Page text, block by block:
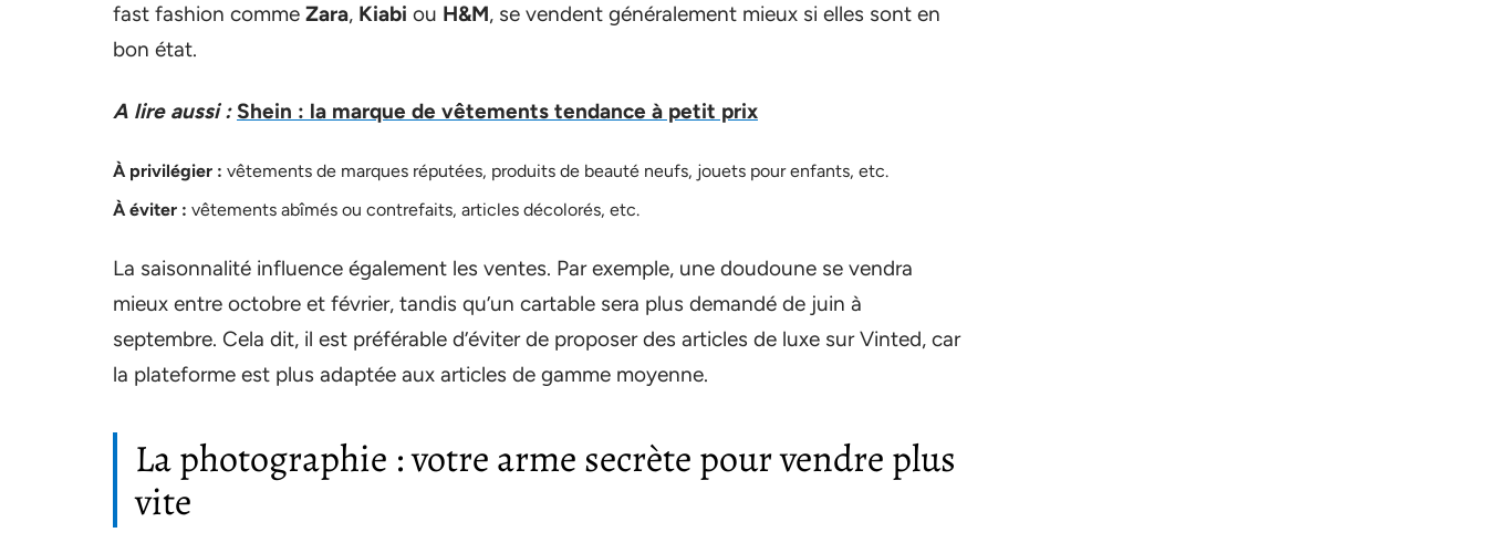
fast fashion comme Zara, Kiabi ou H&M, se vendent généralement mieux si elles sont en
bon état.
A lire aussi : Shein : la marque de vêtements tendance à petit prix
À privilégier : vêtements de marques réputées, produits de beauté neufs, jouets pour enfants, etc.
À éviter : vêtements abîmés ou contrefaits, articles décolorés, etc.
La saisonnalité influence également les ventes. Par exemple, une doudoune se vendra
mieux entre octobre et février, tandis qu’un cartable sera plus demandé de juin à
septembre. Cela dit, il est préférable d’éviter de proposer des articles de luxe sur Vinted, car
la plateforme est plus adaptée aux articles de gamme moyenne.
La photographie : votre arme secrète pour vendre plus
vite